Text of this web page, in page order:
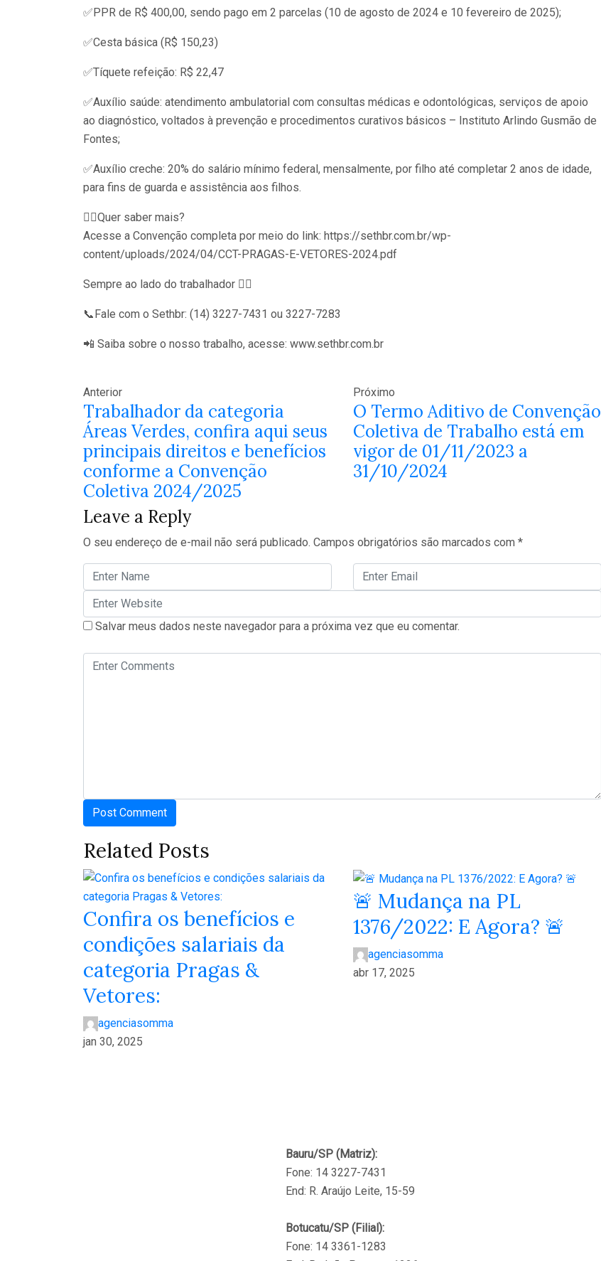
✅PPR de R$ 400,00, sendo pago em 2 parcelas (10 de agosto de 2024 e 10 fevereiro de 2025);
✅Cesta básica (R$ 150,23)
✅Tíquete refeição: R$ 22,47
✅Auxílio saúde: atendimento ambulatorial com consultas médicas e odontológicas, serviços de apoio
ao diagnóstico, voltados à prevenção e procedimentos curativos básicos – Instituto Arlindo Gusmão de
Fontes;
✅Auxílio creche: 20% do salário mínimo federal, mensalmente, por filho até completar 2 anos de idade,
para fins de guarda e assistência aos filhos.
👉🏾Quer saber mais?
Acesse a Convenção completa por meio do link: https://sethbr.com.br/wp-
content/uploads/2024/04/CCT-PRAGAS-E-VETORES-2024.pdf
Sempre ao lado do trabalhador ✊🏼
📞Fale com o Sethbr: (14) 3227-7431 ou 3227-7283
📲 Saiba sobre o nosso trabalho, acesse: www.sethbr.com.br
Anterior
Trabalhador da categoria
Áreas Verdes, confira aqui seus
principais direitos e benefícios
conforme a Convenção
Coletiva 2024/2025
Próximo
O Termo Aditivo de Convenção
Coletiva de Trabalho está em
vigor de 01/11/2023 a
31/10/2024
Leave a Reply
O seu endereço de e-mail não será publicado. Campos obrigatórios são marcados com *
Salvar meus dados neste navegador para a próxima vez que eu comentar.
Related Posts
Confira os benefícios e
condições salariais da
categoria Pragas &
Vetores:
agenciasomma
jan 30, 2025
🚨 Mudança na PL
1376/2022: E Agora? 🚨
agenciasomma
abr 17, 2025
Bauru/SP (Matriz):
Fone: 14 3227-7431
End: R. Araújo Leite, 15-59
Botucatu/SP (Filial):
Fone: 14 3361-1283